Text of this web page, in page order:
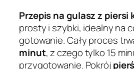
Przepis na gulasz z piersi
prosty i szybki, idealny na
gotowanie. Cały proces
minut, z czego tylko 15
przygotowanie. Pokrój